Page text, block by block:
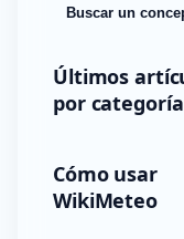
Buscar un
Últimos
por categoría
Cómo usar
WikiMeteo